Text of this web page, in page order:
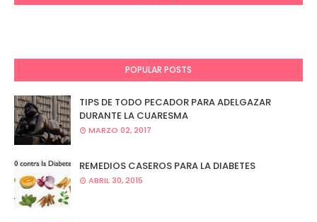
POPULAR POSTS
TIPS DE TODO PECADOR PARA ADELGAZAR
DURANTE LA CUARESMA
MARZO 02, 2017
REMEDIOS CASEROS PARA LA DIABETES
ABRIL 30, 2015